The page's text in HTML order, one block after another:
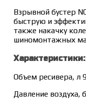
Взрывной бустер
быструю и
также накачку
шиномонтажных
Характеристики:
Объем ресивера, л
Давление воздуха,